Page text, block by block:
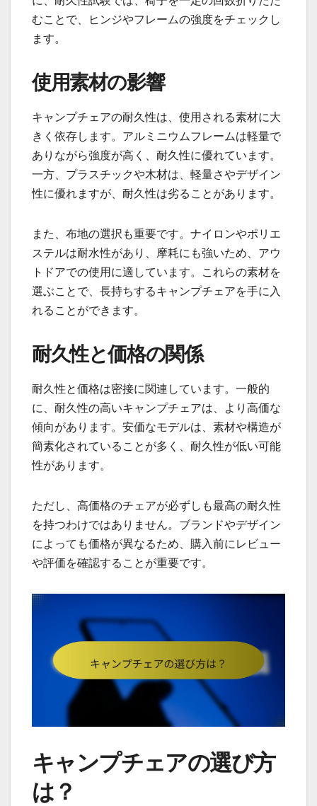
むことで、ヒンジやフレームの強度をチェックし
ます。
使用素材の影響
キャンプチェアの耐久性は、使用される素材に大
きく依存します。アルミニウムフレームは軽量で
ありながら強度が高く、耐久性に優れています。
一方、プラスチックや木材は、軽量さやデザイン
性に優れますが、耐久性は劣ることがあります。
また、布地の選択も重要です。ナイロンやポリエ
ステルは耐水性があり、摩耗にも強いため、アウ
トドアでの使用に適しています。これらの素材を
選ぶことで、長持ちするキャンプチェアを手に入
れることができます。
耐久性と価格の関係
耐久性と価格は密接に関連しています。一般的
に、耐久性の高いキャンプチェアは、より高価な
傾向があります。安価なモデルは、素材や構造が
簡素化されていることが多く、耐久性が低い可能
性があります。
ただし、高価格のチェアが必ずしも最高の耐久性
を持つわけではありません。ブランドやデザイン
によっても価格が異なるため、購入前にレビュー
や評価を確認することが重要です。
キャンプチェアの選び方
は？